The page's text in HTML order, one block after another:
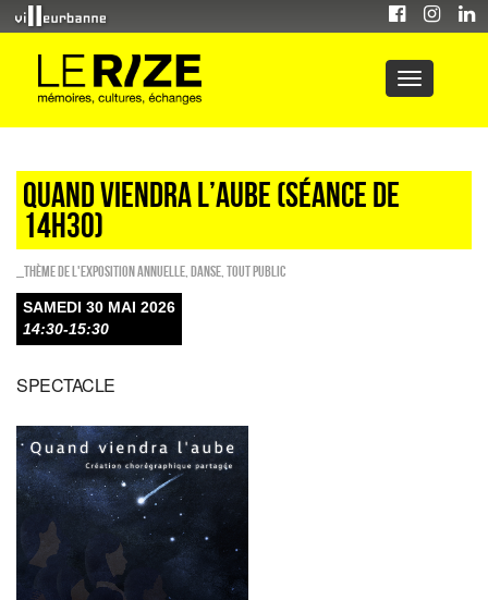
QUAND VIENDRA L’AUBE (séance de
14h30)
_Thème de l'exposition annuelle Danse Tout public
SAMEDI 30 MAI 2026
14:30-15:30
SPECTACLE